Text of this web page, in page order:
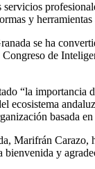
y
se ha
de
“la
ecosistema
basada en
Marifrán Carazo,
y